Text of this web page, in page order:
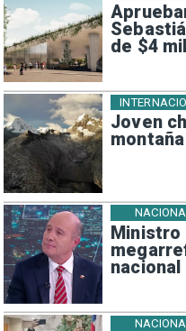
de $4
Joven